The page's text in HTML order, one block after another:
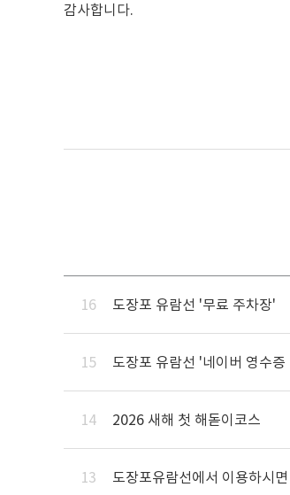
감사합니다.
16 도장포 유람선 '무료 주차장'
15 도장포 유람선 '네이버 영수
14 2026 새해 첫 해돋이코스
13 도장포유람선에서 이용하시